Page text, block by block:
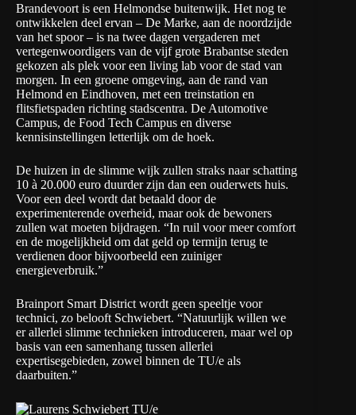
Brandevoort is een Helmondse buitenwijk. Het nog te
ontwikkelen deel ervan – De Marke, aan de noordzijde
van het spoor – is na twee dagen vergaderen met
vertegenwoordigers van de vijf grote Brabantse steden
gekozen als plek voor een living lab voor de stad van
morgen. In een groene omgeving, aan de rand van
Helmond en Eindhoven, met een treinstation en
flitsfietspaden richting stadscentra. De Automotive
Campus, de Food Tech Campus en diverse
kennisinstellingen letterlijk om de hoek.
De huizen in de slimme wijk zullen straks naar schatting
10 à 20.000 euro duurder zijn dan een ouderwets huis.
Voor een deel wordt dat betaald door de
experimenterende overheid, maar ook de bewoners
zullen wat moeten bijdragen. “In ruil voor meer comfort
en de mogelijkheid om dat geld op termijn terug te
verdienen door bijvoorbeeld een zuiniger
energieverbruik.”
Brainport Smart District wordt geen speeltje voor
technici, zo belooft Schwiebert. “Natuurlijk willen we
er allerlei slimme technieken introduceren, maar wel op
basis van een samenhang tussen allerlei
expertisegebieden, zowel binnen de TU/e als
daarbuiten.”